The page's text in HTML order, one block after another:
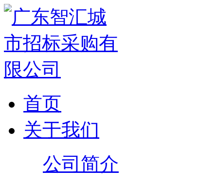
首页
关于我们
公司简介